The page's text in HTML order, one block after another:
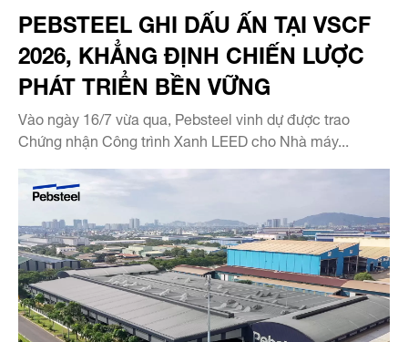
PEBSTEEL GHI DẤU ẤN TẠI VSCF
2026, KHẲNG ĐỊNH CHIẾN LƯỢC
PHÁT TRIỂN BỀN VỮNG
Vào ngày 16/7 vừa qua, Pebsteel vinh dự được trao
Chứng nhận Công trình Xanh LEED cho Nhà máy...